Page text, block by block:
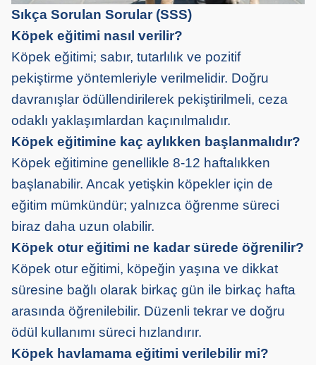
Sıkça Sorulan Sorular (SSS)
Köpek eğitimi nasıl verilir?
Köpek eğitimi; sabır, tutarlılık ve pozitif
pekiştirme yöntemleriyle verilmelidir. Doğru
davranışlar ödüllendirilerek pekiştirilmeli, ceza
odaklı yaklaşımlardan kaçınılmalıdır.
Köpek eğitimine kaç aylıkken başlanmalıdır?
Köpek eğitimine genellikle 8-12 haftalıkken
başlanabilir. Ancak yetişkin köpekler için de
eğitim mümkündür; yalnızca öğrenme süreci
biraz daha uzun olabilir.
Köpek otur eğitimi ne kadar sürede öğrenilir?
Köpek otur eğitimi, köpeğin yaşına ve dikkat
süresine bağlı olarak birkaç gün ile birkaç hafta
arasında öğrenilebilir. Düzenli tekrar ve doğru
ödül kullanımı süreci hızlandırır.
Köpek havlamama eğitimi verilebilir mi?